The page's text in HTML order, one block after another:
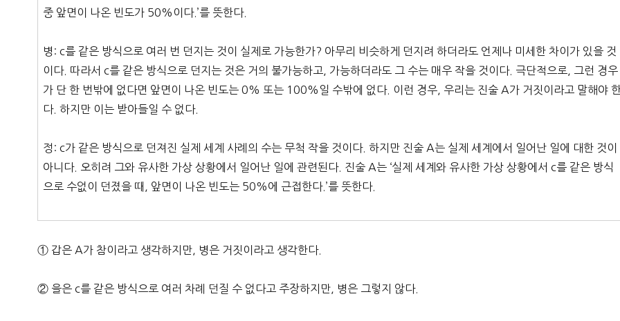
중 앞면이 나온 빈도가 50%이다.’를 뜻한다.
병: c를 같은 방식으로 여러 번 던지는 것이 실제로 가능한가? 아무리 비슷하게 던지려 하더라도 언제나 미세한 차이가 있을 것
이다. 따라서 c를 같은 방식으로 던지는 것은 거의 불가능하고, 가능하더라도 그 수는 매우 작을 것이다. 극단적으로, 그런 경우
가 단 한 번밖에 없다면 앞면이 나온 빈도는 0% 또는 100%일 수밖에 없다. 이런 경우, 우리는 진술 A가 거짓이라고 말해야
다. 하지만 이는 받아들일 수 없다.
정: c가 같은 방식으로 던져진 실제 세계 사례의 수는 무척 작을 것이다. 하지만 진술 A는 실제 세계에서 일어난 일에 대한 것이
아니다. 오히려 그와 유사한 가상 상황에서 일어난 일에 관련된다. 진술 A는 ‘실제 세계와 유사한 가상 상황에서 c를 같은 방식
으로 수없이 던졌을 때, 앞면이 나온 빈도는 50%에 근접한다.’를 뜻한다.
① 갑은 A가 참이라고 생각하지만, 병은 거짓이라고 생각한다.
② 을은 c를 같은 방식으로 여러 차례 던질 수 없다고 주장하지만, 병은 그렇지 않다.